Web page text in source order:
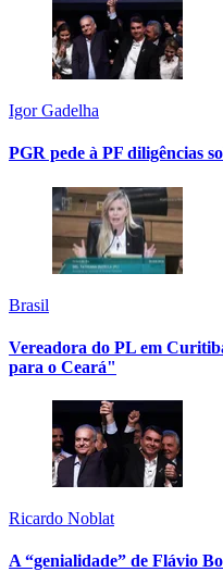
Igor Gadelha
PGR pede à PF diligências
Brasil
Vereadora do PL em
para o Ceará"
Ricardo Noblat
A “genialidade” de Flávio